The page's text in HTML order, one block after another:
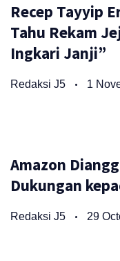
Recep Tayyip
Tahu Rekam
Ingkari Janji”
Redaksi J5 1
Amazon
Dukungan
Redaksi J5 29